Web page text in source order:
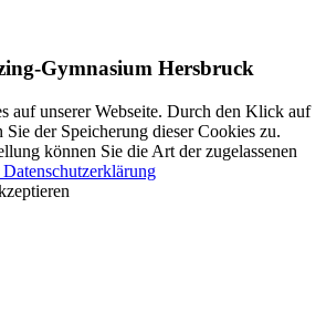
Gymnasium Hersbruck
auf unserer Webseite. Durch den Klick auf
der Speicherung dieser Cookies zu.
können Sie die Art der zugelassenen